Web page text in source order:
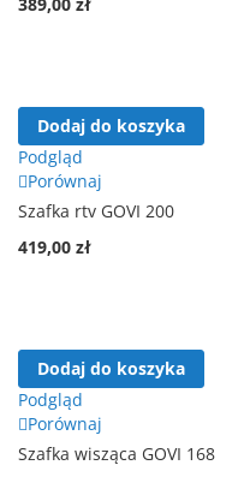
Dodaj do koszyka
Podgląd
Porównaj
Szafka rtv GOVI 200
419,00 zł
Dodaj do koszyka
Podgląd
Porównaj
Szafka wisząca GOVI 168